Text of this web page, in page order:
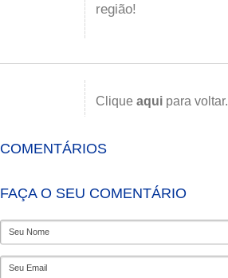
região!
Clique aqui para voltar.
COMENTÁRIOS
FAÇA O SEU COMENTÁRIO